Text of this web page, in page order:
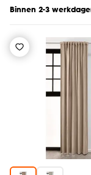
Binnen 2-3